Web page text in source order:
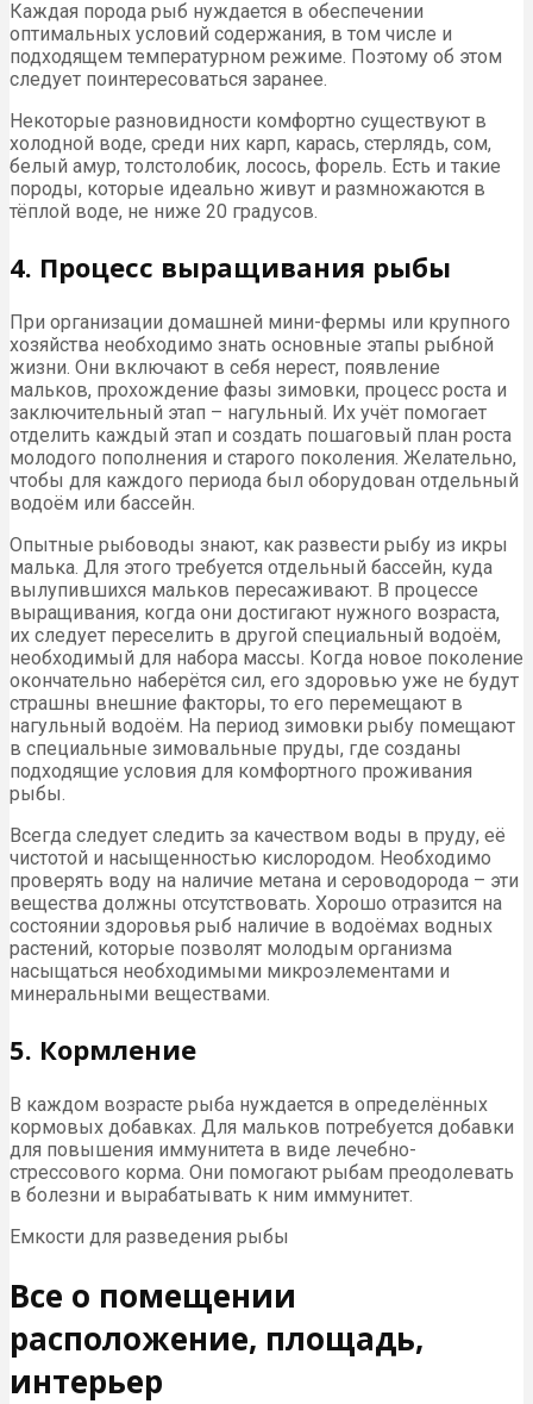
Каждая порода рыб нуждается в обеспечении
оптимальных условий содержания, в том числе и
подходящем температурном режиме. Поэтому об этом
следует поинтересоваться заранее.
Некоторые разновидности комфортно существуют в
холодной воде, среди них карп, карась, стерлядь, сом,
белый амур, толстолобик, лосось, форель. Есть и такие
породы, которые идеально живут и размножаются в
тёплой воде, не ниже 20 градусов.
4. Процесс выращивания рыбы
При организации домашней мини-фермы или крупного
хозяйства необходимо знать основные этапы рыбной
жизни. Они включают в себя нерест, появление
мальков, прохождение фазы зимовки, процесс роста и
заключительный этап – нагульный. Их учёт помогает
отделить каждый этап и создать пошаговый план роста
молодого пополнения и старого поколения. Желательно,
чтобы для каждого периода был оборудован отдельный
водоём или бассейн.
Опытные рыбоводы знают, как развести рыбу из икры
малька. Для этого требуется отдельный бассейн, куда
вылупившихся мальков пересаживают. В процессе
выращивания, когда они достигают нужного возраста,
их следует переселить в другой специальный водоём,
необходимый для набора массы. Когда новое поколение
окончательно наберётся сил, его здоровью уже не будут
страшны внешние факторы, то его перемещают в
нагульный водоём. На период зимовки рыбу помещают
в специальные зимовальные пруды, где созданы
подходящие условия для комфортного проживания
рыбы.
Всегда следует следить за качеством воды в пруду, её
чистотой и насыщенностью кислородом. Необходимо
проверять воду на наличие метана и сероводорода – эти
вещества должны отсутствовать. Хорошо отразится на
состоянии здоровья рыб наличие в водоёмах водных
растений, которые позволят молодым организма
насыщаться необходимыми микроэлементами и
минеральными веществами.
5. Кормление
В каждом возрасте рыба нуждается в определённых
кормовых добавках. Для мальков потребуется добавки
для повышения иммунитета в виде лечебно-
стрессового корма. Они помогают рыбам преодолевать
в болезни и вырабатывать к ним иммунитет.
Емкости для разведения рыбы
Все о помещении
расположение, площадь,
интерьер